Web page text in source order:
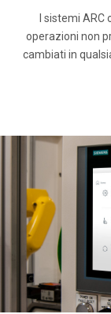
I sistemi
operazioni non
cambiati in